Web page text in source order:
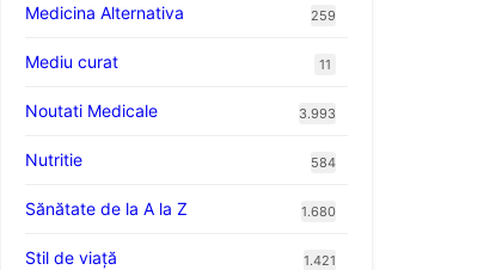
Medicina Alternativa 259
Mediu curat 11
Noutati Medicale 3.993
Nutritie 584
Sănătate de la A la Z 1.680
Stil de viaţă 1.421